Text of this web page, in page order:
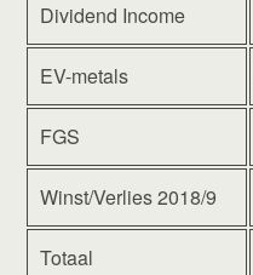
Dividend Income
EV-metals
FGS
Winst/Verlies 2018/9
Totaal